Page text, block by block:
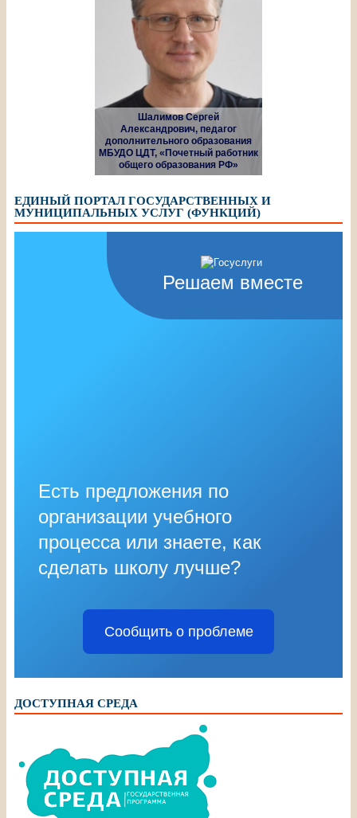
Шалимов Сергей
Александрович, педагог
дополнительного образования
МБУДО ЦДТ, «Почетный работник
общего образования РФ»
ЕДИНЫЙ ПОРТАЛ ГОСУДАРСТВЕННЫХ И
МУНИЦИПАЛЬНЫХ УСЛУГ (ФУНКЦИЙ)
Решаем вместе
Есть предложения по
организации учебного
процесса или знаете, как
сделать школу лучше?
Сообщить о проблеме
ДОСТУПНАЯ СРЕДА